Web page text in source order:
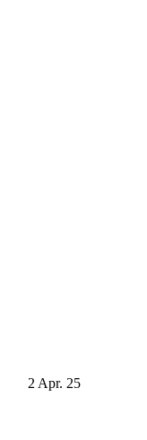
2 Apr. 25